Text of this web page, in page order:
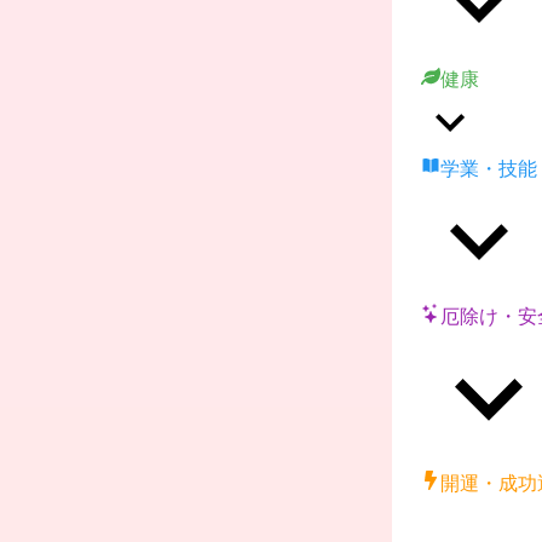
健康
学業・技能
厄除け・安
開運・成功